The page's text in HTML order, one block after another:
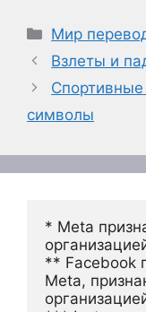
Рубрики
Мир
Взлеты и
Спортивные
символы
* Meta
** Facebook
Meta,